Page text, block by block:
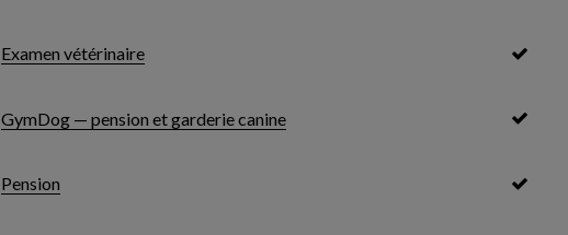
Examen vétérinaire
GymDog — pension et garderie canine
Pension